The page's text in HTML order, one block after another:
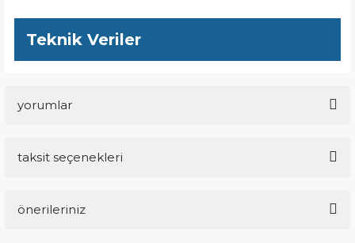
Teknik Veriler
yorumlar
taksit seçenekleri
önerileriniz